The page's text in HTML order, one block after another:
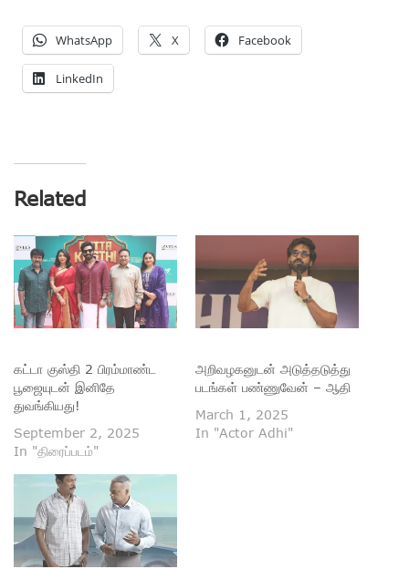
WhatsApp X Facebook
LinkedIn
Related
கட்டா குஸ்தி 2 பிரம்மாண்ட
பூஜையுடன் இனிதே
துவங்கியது!
September 2, 2025
In "திரைப்படம்"
அறிவழகனுடன் அடுத்தடுத்து
படங்கள் பண்ணுவேன் – ஆதி
March 1, 2025
In "Actor Adhi"